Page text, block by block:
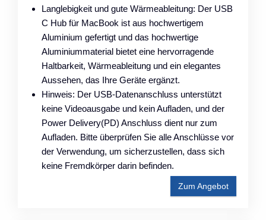
Langlebigkeit und gute Wärmeableitung: Der USB
C Hub für MacBook ist aus hochwertigem
Aluminium gefertigt und das hochwertige
Aluminiummaterial bietet eine hervorragende
Haltbarkeit, Wärmeableitung und ein elegantes
Aussehen, das Ihre Geräte ergänzt.
Hinweis: Der USB-Datenanschluss unterstützt
keine Videoausgabe und kein Aufladen, und der
Power Delivery(PD) Anschluss dient nur zum
Aufladen. Bitte überprüfen Sie alle Anschlüsse vor
der Verwendung, um sicherzustellen, dass sich
keine Fremdkörper darin befinden.
Zum Angebot